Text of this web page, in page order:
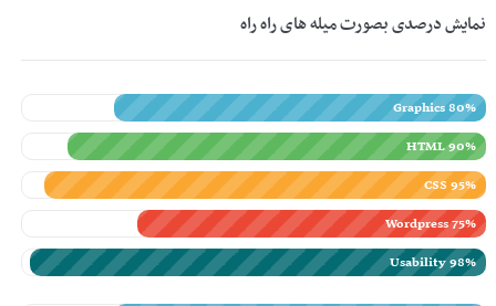
نمایش درصدی بصورت میله های راه راه
Graphics 80%
HTML 90%
CSS 95%
Wordpress 75%
Usability 98%